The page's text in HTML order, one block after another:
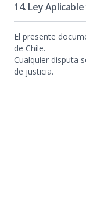
14. Ley
El presente
de Chile.
Cualquier disputa
de justicia.